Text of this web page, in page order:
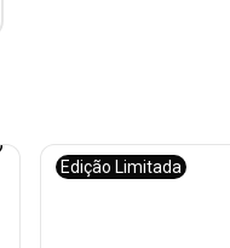
Edição Limitada